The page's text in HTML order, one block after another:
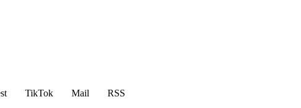
TikTok Mail
RSS